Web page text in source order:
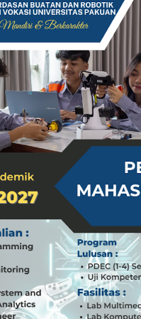
Pelajaran Berharga dari
Erling Haaland: Koleksi
Menteri PAN-RB: Peran
Menteri PAN-RB: Pilar
Inovasi Teknologi di Timur
Detik-Detik yang
Hari Pelaut Sedunia:
Gempa Dashyat di
Hari Pelaut Sedunia: